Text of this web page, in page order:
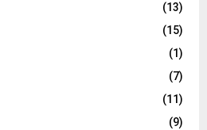
(13)
(15)
(1)
(7)
(11)
(9)